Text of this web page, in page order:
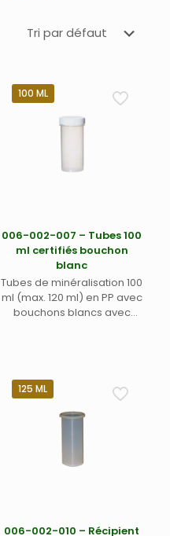
100 ML
006-002-007 – Tubes 100
ml certifiés bouchon
blanc
Tubes de minéralisation 100
ml (max. 120 ml) en PP avec
bouchons blancs avec
125 ML
006-002-010 – Récipient